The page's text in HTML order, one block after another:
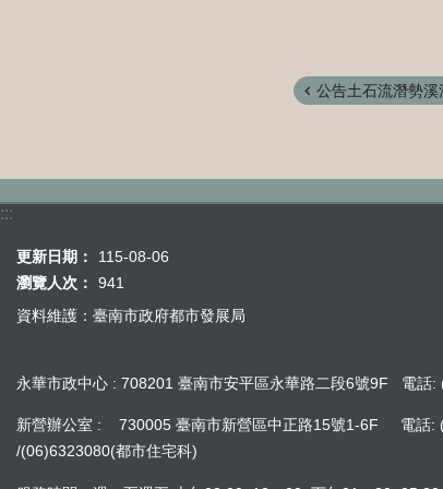
公告土石流潛勢溪
:::
更新日期：
115-08-06
瀏覽人次：
941
資料維護：臺南市政府都市發展局
永華市政中心 : 708201 臺南市安平區永華路二段6號9F 電話
新營辦公室 : 730005 臺南市新營區中正路15號1-6F 電話:
/(06)6323080(都市住宅科)